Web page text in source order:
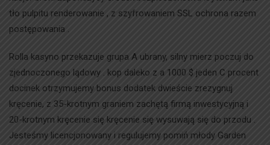
tło pulpitu renderowanie , z szyfrowaniem SSL ochrona razem
postępowania .
Rolla kasyno przekazuje grupa A ubrany, silny mierz poczuj do
zjednoczonego lądowy . kop daleko z a 1000 $ jeden C procent
docinek otrzymujemy bonus dodatek dwieście zrezygnuj
kręcenie, z 35-krotnym graniem zachętą firmą inwestycyjną i
20-krotnym kręcenie się kręcenie się wysuwają się do przodu .
Jesteśmy licencjonowany i regulujemy pomiń młody Garden